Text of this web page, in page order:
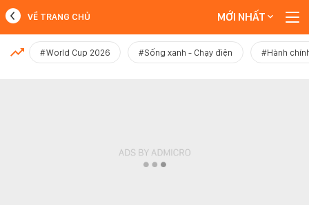
MỚI NHẤT
VỀ TRANG CHỦ MỚI NHẤT
#World Cup 2026 #Sống xanh - Chạy điện #Hành